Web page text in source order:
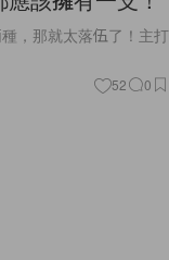
，那就太落伍了！主打
52 0